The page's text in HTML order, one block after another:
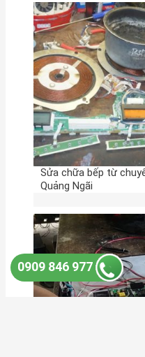
Sửa chữa bếp từ
Quảng Ngãi
0909 846 977